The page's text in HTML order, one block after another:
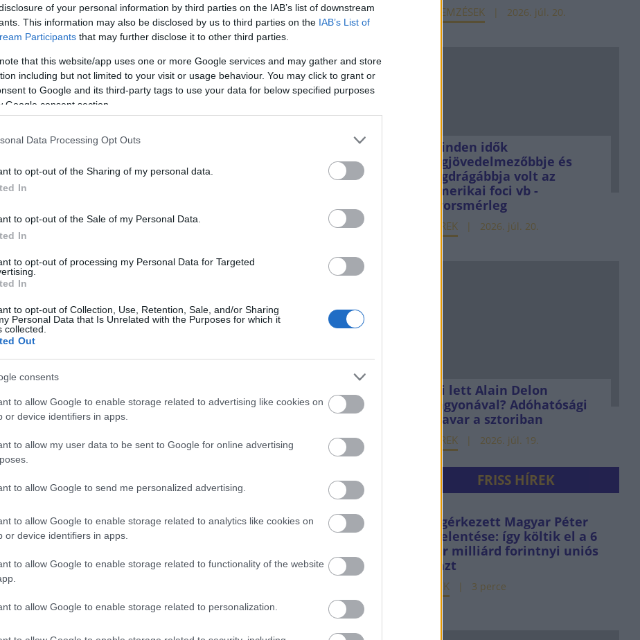
of your personal information by third parties on the IAB’s list of downstream
This information may also be disclosed by us to third parties on the IAB’s List of
Participants that may further disclose it to other third parties.
that this website/app uses one or more Google services and may gather and store
including but not limited to your visit or usage behaviour. You may click to grant or
to Google and its third-party tags to use your data for below specified purposes
Google consent section.
Data Processing Opt Outs
to opt-out of the Sharing of my personal data.
In
to opt-out of the Sale of my Personal Data.
In
to opt-out of processing my Personal Data for Targeted
In
to opt-out of Collection, Use, Retention, Sale, and/or Sharing
Personal Data that Is Unrelated with the Purposes for which it
collected.
Out
consents
to allow Google to enable storage related to advertising like cookies on
or device identifiers in apps.
to allow my user data to be sent to Google for online advertising
to allow Google to send me personalized advertising.
to allow Google to enable storage related to analytics like cookies on
or device identifiers in apps.
to allow Google to enable storage related to functionality of the website
to allow Google to enable storage related to personalization.
ELEMZÉSEK 2026. júl. 20.
Minden idők
legjövedelmezőbbje és
legdrágábbja volt az
amerikai foci vb -
gyorsmérleg
HÍREK 2026. júl. 20.
Mi lett Alain Delon
vagyonával? Adóhatósági
csavar a sztoriban
HÍREK 2026. júl. 19.
FRISS HÍREK
Megérkezett Magyar Péter
bejelentése: így költik el a 6
ezer milliárd forintnyi uniós
pénzt
HÍREK 3 perce